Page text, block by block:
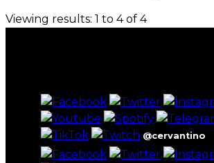
Viewing results: 1 to 4 of 4
@cervantino